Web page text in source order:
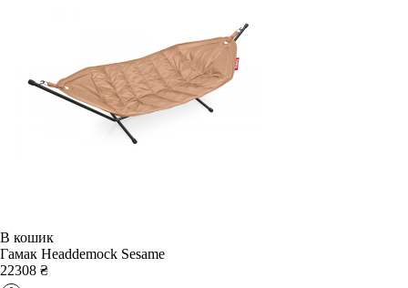
В кошик
Гамак Headdemock Sesame
22308 ₴